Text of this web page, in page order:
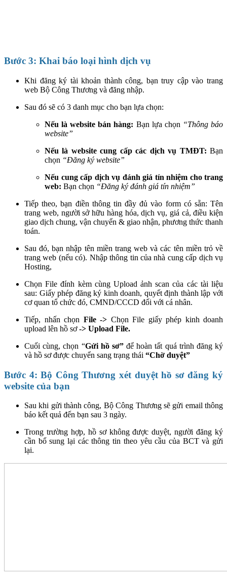
Bước 3: Khai báo loại hình dịch vụ
Khi đăng ký tài khoản thành công, bạn truy cập vào trang
web Bộ Công Thương và đăng nhập.
Sau đó sẽ có 3 danh mục cho bạn lựa chọn:
Nếu là website bán hàng: Bạn lựa chọn “Thông báo
website”
Nếu là website cung cấp các dịch vụ TMĐT: Bạn
chọn “Đăng ký website”
Nếu cung cấp dịch vụ đánh giá tín nhiệm cho trang
web: Bạn chọn “Đăng ký đánh giá tín nhiệm”
Tiếp theo, bạn điền thông tin đầy đủ vào form có sẵn: Tên
trang web, người sở hữu hàng hóa, dịch vụ, giá cả, điều kiện
giao dịch chung, vận chuyển & giao nhận, phương thức thanh
toán.
Sau đó, bạn nhập tên miền trang web và các tên miền trỏ về
trang web (nếu có). Nhập thông tin của nhà cung cấp dịch vụ
Hosting,
Chọn File đính kèm cùng Upload ảnh scan của các tài liệu
sau: Giấy phép đăng ký kinh doanh, quyết định thành lập với
cơ quan tổ chức đó, CMND/CCCD đối với cá nhân.
Tiếp, nhấn chọn File -> Chọn File giấy phép kinh doanh
upload lên hồ sơ-> Upload File.
Cuối cùng, chọn “Gửi hồ sơ”để hoàn tất quá trình đăng ký
và hồ sơ được chuyển sang trạng thái “Chờ duyệt”
Bước 4: Bộ Công Thương xét duyệt hồ sơ đăng ký
website của bạn
Sau khi gửi thành công, Bộ Công Thương sẽ gửi email thông
báo kết quả đến bạn sau 3 ngày.
Trong trường hợp, hồ sơ không được duyệt, người đăng ký
cần bổ sung lại các thông tin theo yêu cầu của BCT và gửi
lại.